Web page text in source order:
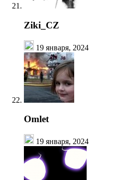
Ziki_CZ
19 января, 2024
Omlet
19 января, 2024